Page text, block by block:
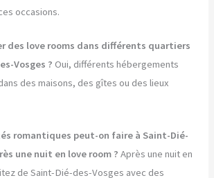
occasions.
des love rooms dans différents quartiers
Vosges ? Oui, différents hébergements
des maisons, des gîtes ou des lieux
romantiques peut-on faire à Saint-Dié-
une nuit en love room ? Après une nuit en
de Saint-Dié-des-Vosges avec des